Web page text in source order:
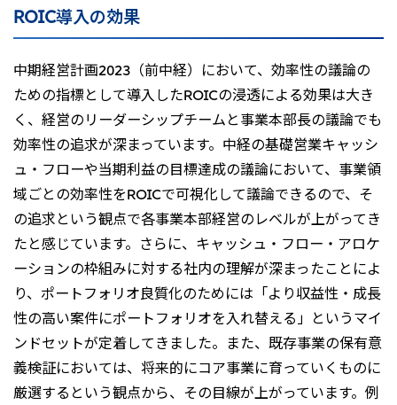
ROIC導入の効果
中期経営計画2023（前中経）において、効率性の議論の
ための指標として導入したROICの浸透による効果は大き
く、経営のリーダーシップチームと事業本部長の議論でも
効率性の追求が深まっています。中経の基礎営業キャッシ
ュ・フローや当期利益の目標達成の議論において、事業領
域ごとの効率性をROICで可視化して議論できるので、そ
の追求という観点で各事業本部経営のレベルが上がってき
たと感じています。さらに、キャッシュ・フロー・アロケ
ーションの枠組みに対する社内の理解が深まったことによ
り、ポートフォリオ良質化のためには「より収益性・成長
性の高い案件にポートフォリオを入れ替える」というマイ
ンドセットが定着してきました。また、既存事業の保有意
義検証においては、将来的にコア事業に育っていくものに
厳選するという観点から、その目線が上がっています。例